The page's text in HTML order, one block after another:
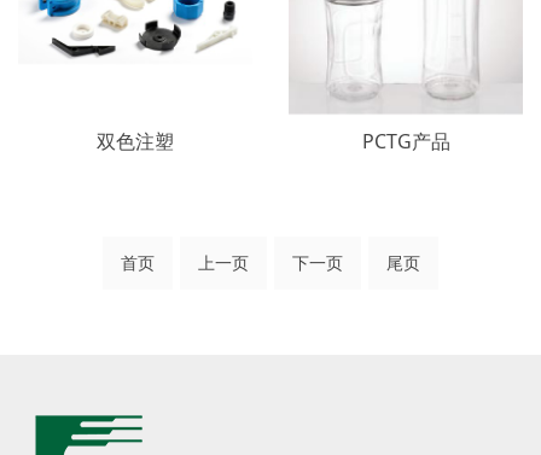
双色注塑 PCTG产品
首页 上一页 下一页 尾页